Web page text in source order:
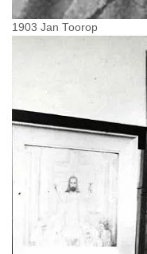
1903 Jan Toorop